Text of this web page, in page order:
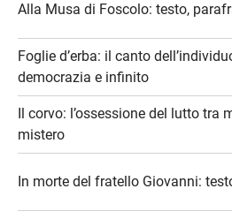
Alla Musa di Foscolo: testo,
Foglie d’erba: il canto
democrazia e infinito
Il corvo: l’ossessione del lutto tra
mistero
In morte del fratello Giovanni: